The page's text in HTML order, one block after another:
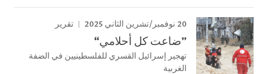
20 نوفمبر/تشرين الثاني 2025 تقرير
”ضاعت كل أحلامي“
تهجير إسرائيل القسري للفلسطينيين في الضفة
الغربية